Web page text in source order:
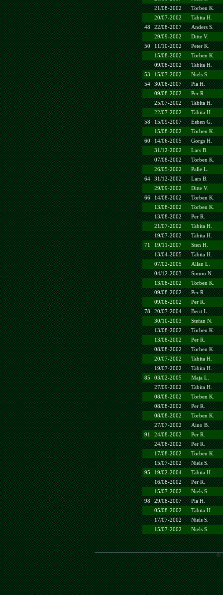
21/08-2002
Torben K.
20/07-2002
Tabita H.
48
22/08-2007
Anders S.
29/09-2002
Ditte V.
50
11/10-2002
Peter K.
15/08-2002
Torben K.
09/08-2002
Tabita H.
53
15/07-2002
Niels S.
54
30/08-2007
Pia H.
09/08-2002
Per R.
25/07-2002
Tabita H.
22/07-2002
Tabita H.
58
15/09-2007
Esben G.
15/08-2002
Torben K.
60
14/06-2005
Gorgs H.
31/12-2002
Lars B.
07/08-2002
Torben K.
26/05-2002
Palle L.
64
31/12-2002
Lars B.
29/09-2002
Ditte V.
66
14/08-2002
Torben K.
13/08-2002
Torben K.
13/08-2002
Per R.
21/07-2002
Tabita H.
19/07-2002
Tabita H.
71
19/11-2007
Sten H.
13/04-2005
Tabita H.
07/02-2005
Allan L.
04/12-2003
Simon N.
13/08-2002
Torben K.
09/08-2002
Per R.
09/08-2002
Per R.
78
20/07-2004
Berit L.
30/10-2003
Stefan N.
13/08-2002
Torben K.
13/08-2002
Per R.
08/08-2002
Torben K.
20/07-2002
Tabita H.
19/07-2002
Tabita H.
85
03/02-2005
Maja L.
27/09-2002
Tabita H.
08/08-2002
Torben K.
08/08-2002
Per R.
08/08-2002
Torben K.
27/07-2002
Aino B.
91
24/08-2002
Per R.
24/08-2002
Per R.
17/08-2002
Torben K.
15/07-2002
Niels S.
95
19/02-2004
Tabita H.
16/08-2002
Per R.
15/07-2002
Niels S.
98
29/08-2007
Pia H.
05/08-2002
Tabita H.
17/07-2002
Niels S.
15/07-2002
Niels S.
©